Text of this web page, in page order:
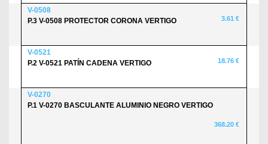
V-0508
P.3 V-0508 PROTECTOR CORONA VERTIGO
3.61 €
V-0521
P.2 V-0521 PATÍN CADENA VERTIGO
18.76 €
V-0270
P.1 V-0270 BASCULANTE ALUMINIO NEGRO VERTIGO
368.20 €